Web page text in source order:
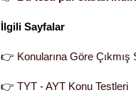
İlgili Sayfalar
👉 Konularına Göre Çıkmış
👉 TYT - AYT Konu Testleri